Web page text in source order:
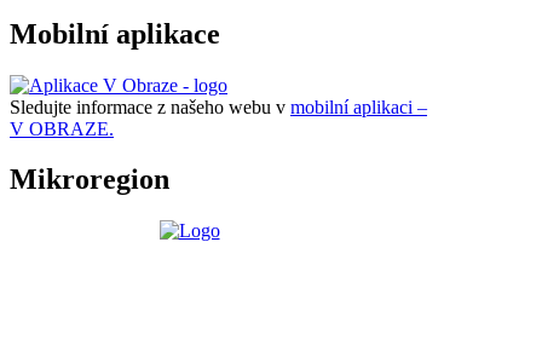
Mobilní aplikace
Sledujte informace z našeho webu v mobilní aplikaci –
V OBRAZE.
Mikroregion